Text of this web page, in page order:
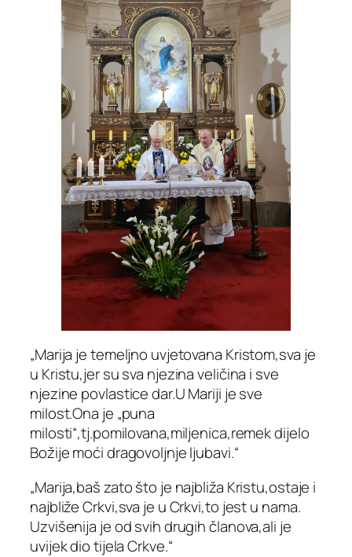
„Marija je temeljno uvjetovana Kristom,sva je
u Kristu,jer su sva njezina veličina i sve
njezine povlastice dar.U Mariji je sve
milost.Ona je „puna
milosti“,tj.pomilovana,miljenica,remek dijelo
Božije moći dragovoljnje ljubavi.“
„Marija,baš zato što je najbliža Kristu,ostaje i
najbliže Crkvi,sva je u Crkvi,to jest u nama.
Uzvišenija je od svih drugih članova,ali je
uvijek dio tijela Crkve.“